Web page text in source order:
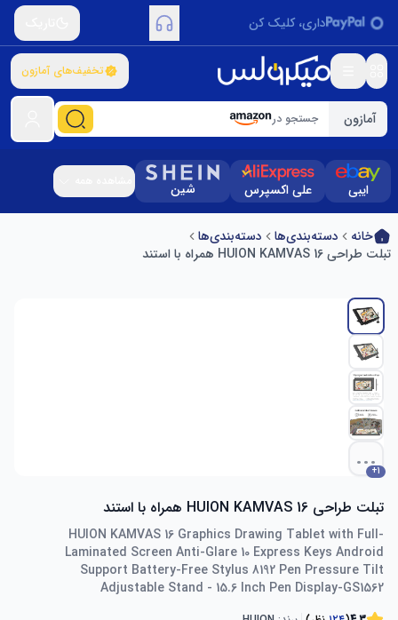
داری، کلیک کن
تخفیف‌های آمازون
آمازون جستجو در
ایبی علی اکسپرس شین
خانه دسته‌بندی‌ها
دسته‌بندی‌ها
تبلت طراحی HUION KAMVAS 16 همراه با استند
...
+1
تبلت طراحی HUION KAMVAS 16 همراه با استند
HUION KAMVAS 16 Graphics Drawing Tablet with Full-
Laminated Screen Anti-Glare 10 Express Keys Android
Support Battery-Free Stylus 8192 Pen Pressure Tilt
Adjustable Stand - 15.6 Inch Pen Display-GS1562